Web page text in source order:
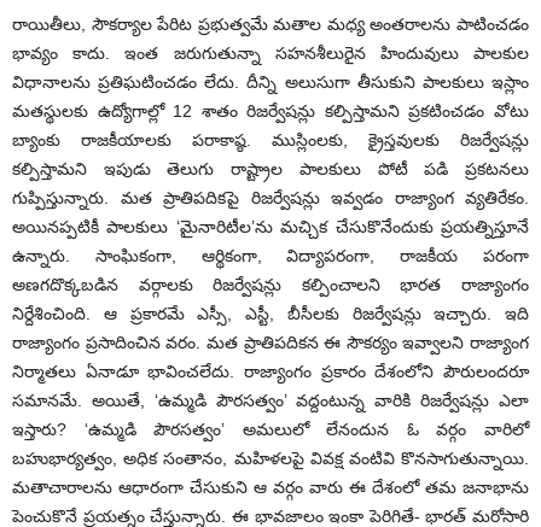
రాయితీలు, సౌకర్యాల పేరిట ప్రభుత్వమే మతాల మధ్య అంతరాలను పాటించడం
భావ్యం కాదు. ఇంత జరుగుతున్నా సహనశీలురైన హిందువులు పాలకుల
విధానాలను ప్రతిఘటించడం లేదు. దీన్ని అలుసుగా తీసుకుని పాలకులు ఇస్లాం
మతస్థులకు ఉద్యోగాల్లో 12 శాతం రిజర్వేషన్లు కల్పిస్తామని ప్రకటించడం వోటు
బ్యాంకు రాజకీయాలకు పరాకాష్ఠ. ముస్లింలకు, క్రైస్తవులకు రిజర్వేషన్లు
కల్పిస్తామని ఇపుడు తెలుగు రాష్ట్రాల పాలకులు పోటీ పడి ప్రకటనలు
గుప్పిస్తున్నారు. మత ప్రాతిపదికపై రిజర్వేషన్లు ఇవ్వడం రాజ్యాంగ వ్యతిరేకం.
అయినప్పటికీ పాలకులు ‘మైనారిటీల’ను మచ్చిక చేసుకొనేందుకు ప్రయత్నిస్తూనే
ఉన్నారు. సాంఘికంగా, ఆర్థికంగా, విద్యాపరంగా, రాజకీయ పరంగా
అణగదొక్కబడిన వర్గాలకు రిజర్వేషన్లు కల్పించాలని భారత రాజ్యాంగం
నిర్దేశించింది. ఆ ప్రకారమే ఎస్సీ, ఎస్టీ, బీసీలకు రిజర్వేషన్లు ఇచ్చారు. ఇది
రాజ్యాంగం ప్రసాదించిన వరం. మత ప్రాతిపదికన ఈ సౌకర్యం ఇవ్వాలని రాజ్యాంగ
నిర్మాతలు ఏనాడూ భావించలేదు. రాజ్యాంగం ప్రకారం దేశంలోని పౌరులందరూ
సమానమే. అయితే, ‘ఉమ్మడి పౌరసత్వం’ వద్దంటున్న వారికి రిజర్వేషన్లు ఎలా
ఇస్తారు? ‘ఉమ్మడి పౌరసత్వం’ అమలులో లేనందున ఓ వర్గం వారిలో
బహుభార్యత్వం, అధిక సంతానం, మహిళలపై వివక్ష వంటివి కొనసాగుతున్నాయి.
మతాచారాలను ఆధారంగా చేసుకుని ఆ వర్గం వారు ఈ దేశంలో తమ జనాభాను
పెంచుకొనే ప్రయత్నం చేస్తున్నారు. ఈ భావజాలం ఇంకా పెరిగితే- భారత్ మరోసారి